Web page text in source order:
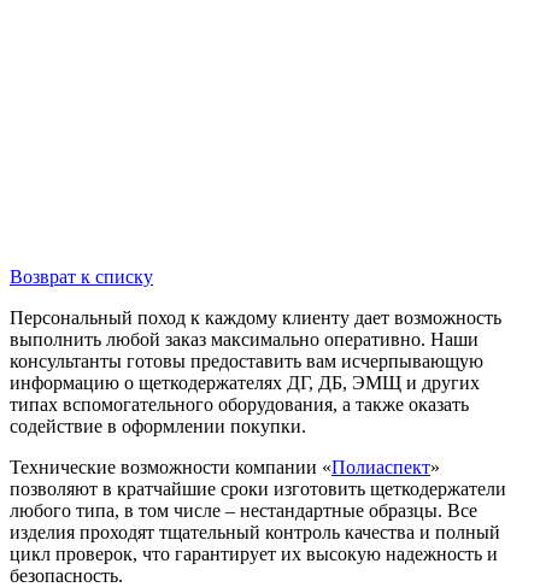
Возврат к списку
Персональный поход к каждому клиенту дает возможность
выполнить любой заказ максимально оперативно. Наши
консультанты готовы предоставить вам исчерпывающую
информацию о щеткодержателях ДГ, ДБ, ЭМЩ и других
типах вспомогательного оборудования, а также оказать
содействие в оформлении покупки.
Технические возможности компании «Полиаспект»
позволяют в кратчайшие сроки изготовить щеткодержатели
любого типа, в том числе – нестандартные образцы. Все
изделия проходят тщательный контроль качества и полный
цикл проверок, что гарантирует их высокую надежность и
безопасность.